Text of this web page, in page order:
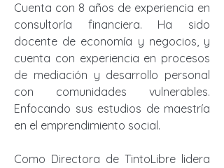
Cuenta con 8 años de experiencia en
consultoría financiera. Ha sido
docente de economía y negocios, y
cuenta con experiencia en procesos
de mediación y desarrollo personal
con comunidades vulnerables.
Enfocando sus estudios de maestría
en el emprendimiento social.
Como Directora de TintoLibre lidera